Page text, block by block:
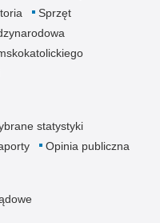
Sprzęt
statystyki
Opinia publiczna